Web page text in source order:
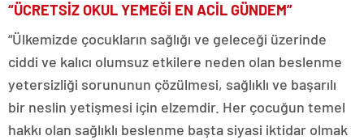
“ÜCRETSİZ OKUL YEMEĞİ EN ACİL GÜNDEM”
“Ülkemizde çocukların sağlığı ve geleceği üzerinde
ciddi ve kalıcı olumsuz etkilere neden olan beslenme
yetersizliği sorununun çözülmesi, sağlıklı ve başarılı
bir neslin yetişmesi için elzemdir. Her çocuğun temel
hakkı olan sağlıklı beslenme başta siyasi iktidar olmak